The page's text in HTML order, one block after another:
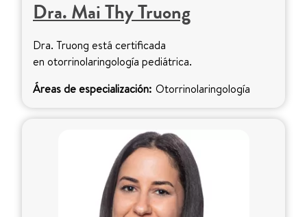
Dra. Mai Thy Truong
Dra. Truong está certificada
en otorrinolaringología pediátrica.
Áreas de especialización: Otorrinolaringología